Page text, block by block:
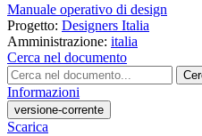
Manuale operativo di design
Progetto: Designers Italia
Amministrazione: italia
Cerca nel documento
Informazioni
versione-corrente
Scarica